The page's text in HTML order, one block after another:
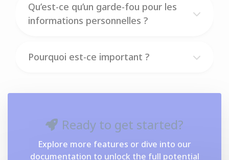
Qu’est-ce qu’un garde-fou pour les
informations personnelles ?
Pourquoi est-ce important ?
Ready to get started?
Explore more features or dive into our
documentation to unlock the full potential